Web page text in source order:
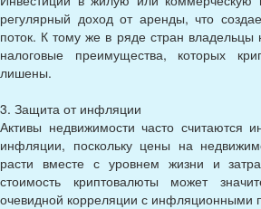
регулярный доход от аренды, что
поток. К тому же в ряде стран владельцы
налоговые преимущества, которых
лишены.
3. Защита от инфляции
Активы недвижимости часто считаются
инфляции, поскольку цены на
расти вместе с уровнем жизни и
стоимость криптовалюты может
очевидной корреляции с инфляционными